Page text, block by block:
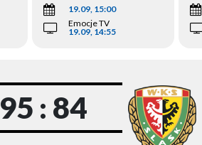
19.09, 15:00
Emocje TV
19.09, 14:55
95 : 84